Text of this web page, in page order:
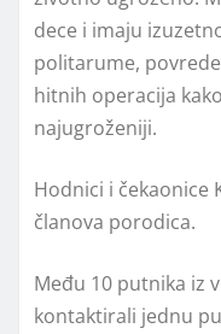
dece i imaju
politarume,
hitnih operacija
najugroženiji.
Hodnici i čekaonice
članova porodica.
Među 10 putnika iz
kontaktirali jednu